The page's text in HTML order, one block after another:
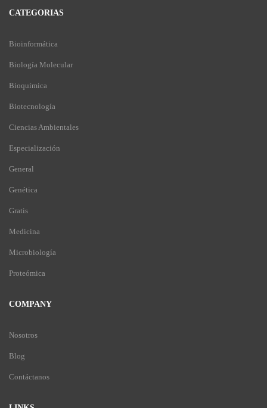
CATEGORIAS
Bioinformática
Biología Molecular
Bioquímica
Biotecnología
Ciencias Ambientales
Especialización
General
Genética
Gratis
Medicina
Microbiología
Proteómica
COMPANY
Nosotros
Blog
Contáctanos